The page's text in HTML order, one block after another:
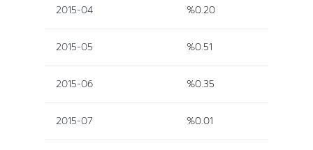
2015-04 %0.20
2015-05 %0.51
2015-06 %0.35
2015-07 %0.01